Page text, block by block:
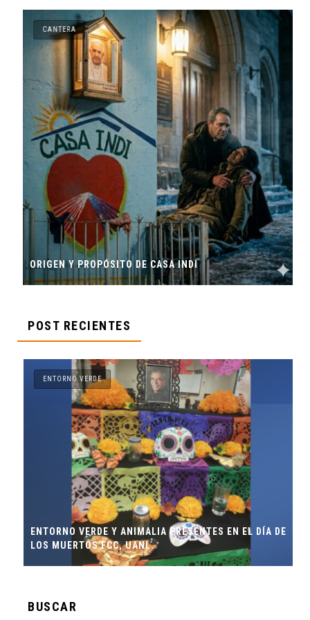
CANTERA
ORIGEN Y PROPÓSITO DE CASA INDI
POST RECIENTES
ENTORNO VERDE
ENTORNO VERDE Y ANIMALIA PRESENTES EN EL DÍA DE
LOS MUERTOS FCC, UANL.
BUSCAR